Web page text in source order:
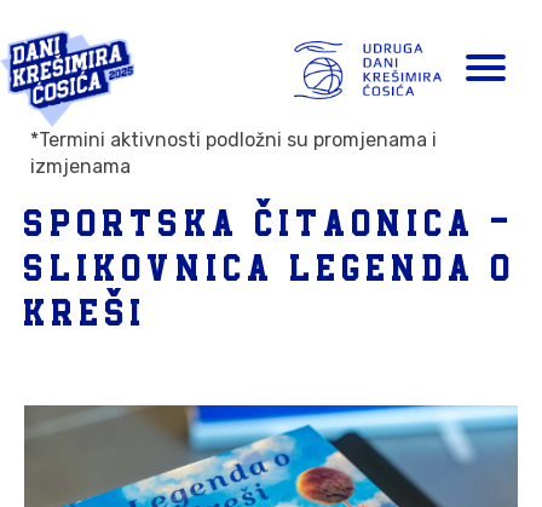
*Termini aktivnosti podložni su promjenama i
izmjenama
Sportska Čitaonica -
Slikovnica Legenda o
Kreši